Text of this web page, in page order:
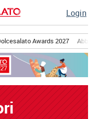
Login
Awards 2027